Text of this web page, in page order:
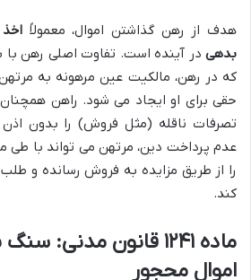
هدف از رهن گذاشتن اموال، معمولاً
بدهی در آینده است. تفاوت اصلی رهن
که در رهن، مالکیت عین مرهونه به
حقی برای او ایجاد می شود. راهن
تصرفات ناقله (مثل فروش) را بدون
عدم پرداخت دین، مرتهن می تواند با طی
را از طریق مزایده به فروش رسانده و
کند.
ماده ۱۲۴۱ قانون مدنی:
اموال محجور